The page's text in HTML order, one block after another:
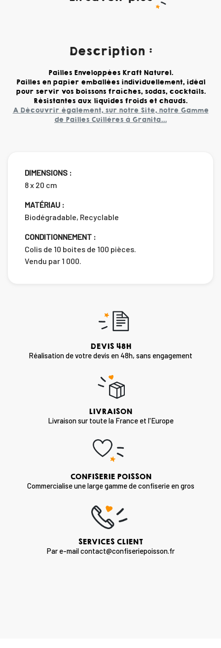
Description :
Pailles Enveloppées Kraft Naturel.
Pailles en papier emballées individuellement, idéal
pour servir vos boissons fraîches, sodas, cocktails.
Résistantes aux liquides froids et chauds.
A Découvrir également, sur notre Site, notre Gamme
de Pailles Cuillères à Granita...
DIMENSIONS :
8 x 20 cm
MATÉRIAU :
Biodégradable, Recyclable
CONDITIONNEMENT :
Colis de 10 boites de 100 pièces.
Vendu par 1 000.
DEVIS 48H
Réalisation de votre devis en 48h, sans engagement
LIVRAISON
Livraison sur toute la France et l'Europe
CONFISERIE POISSON
Commercialise une large gamme de confiserie en gros
SERVICES CLIENT
Par e-mail contact@confiseriepoisson.fr